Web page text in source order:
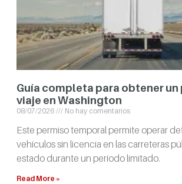
Guía completa para obtener un
viaje en Washington
08/07/2026 No hay comentarios
Este permiso temporal permite operar
vehículos sin licencia en las carreteras
estado durante un período limitado.
Read More »